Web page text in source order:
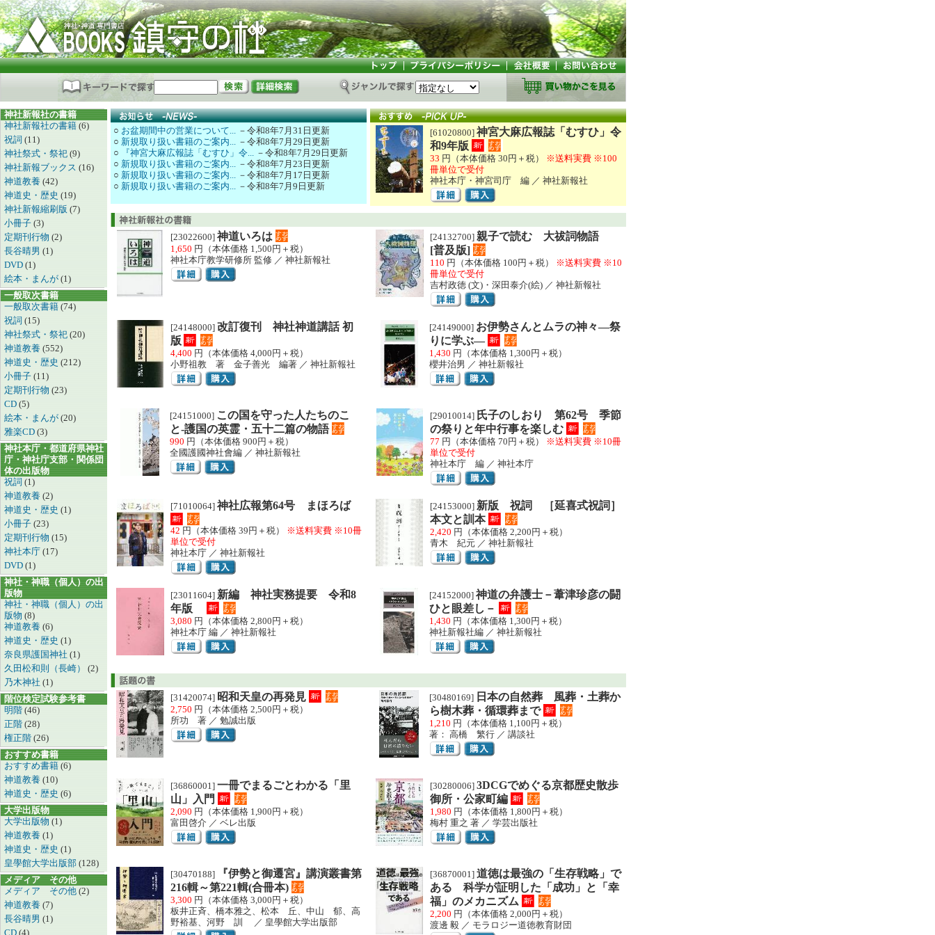
神社新報社の書籍
神社新報社の書籍 (6)
祝詞 (11)
神社祭式・祭祀 (9)
神社新報ブックス (16)
神道教養 (42)
神道史・歴史 (19)
神社新報縮刷版 (7)
小冊子 (3)
定期刊行物 (2)
長谷晴男 (1)
DVD (1)
絵本・まんが (1)
一般取次書籍
一般取次書籍 (74)
祝詞 (15)
神社祭式・祭祀 (20)
神道教養 (552)
神道史・歴史 (212)
小冊子 (11)
定期刊行物 (23)
CD (5)
絵本・まんが (20)
雅楽CD (3)
神社本庁・都道府県神社
庁・神社庁支部・関係団
体の出版物
祝詞 (1)
神道教養 (2)
神道史・歴史 (1)
小冊子 (23)
定期刊行物 (15)
神社本庁 (17)
DVD (1)
神社・神職（個人）の出
版物
神社・神職（個人）の出
版物 (8)
神道教養 (6)
神道史・歴史 (1)
奈良県護国神社 (1)
久田松和則（長崎） (2)
乃木神社 (1)
階位検定試験参考書
明階 (46)
正階 (28)
権正階 (26)
おすすめ書籍
おすすめ書籍 (6)
神道教養 (10)
神道史・歴史 (6)
大学出版物
大学出版物 (1)
神道教養 (1)
神道史・歴史 (1)
皇學館大学出版部 (128)
メディア その他
メディア その他 (2)
神道教養 (7)
長谷晴男 (1)
CD (4)
○ お盆期間中の営業について... －令和8年7月31日更新
○ 新規取り扱い書籍のご案内... －令和8年7月29日更新
○
『神宮大麻広報誌「むすひ」令... －令和8年7月29日更新
○ 新規取り扱い書籍のご案内... －令和8年7月23日更新
○ 新規取り扱い書籍のご案内... －令和8年7月17日更新
○ 新規取り扱い書籍のご案内... －令和8年7月9日更新
[61020800] 神宮大麻広報誌「むすひ」令
和9年版
33 円（本体価格 30円＋税） ※送料実費 ※100
冊単位で受付
神社本庁・神宮司庁 編 ／ 神社新報社
[23022600] 神道いろは
1,650 円（本体価格 1,500円＋税）
神社本庁教学研修所 監修 ／ 神社新報社
[24132700] 親子で読む 大祓詞物語
[普及版]
110 円（本体価格 100円＋税） ※送料実費 ※10
冊単位で受付
吉村政徳 (文)・深田泰介(絵) ／ 神社新報社
[24148000] 改訂復刊 神社神道講話 初
版
4,400 円（本体価格 4,000円＋税）
小野祖教 著 金子善光 編著 ／ 神社新報社
[24149000] お伊勢さんとムラの神々―祭
りに学ぶ―
1,430 円（本体価格 1,300円＋税）
櫻井治男 ／ 神社新報社
[24151000] この国を守った人たちのこ
と‐護国の英霊・五十二篇の物語
990 円（本体価格 900円＋税）
全國護國神社會編 ／ 神社新報社
[29010014] 氏子のしおり 第62号 季節
の祭りと年中行事を楽しむ
77 円（本体価格 70円＋税） ※送料実費 ※10冊
単位で受付
神社本庁 編 ／ 神社本庁
[71010064] 神社広報第64号 まほろば
42 円（本体価格 39円＋税） ※送料実費 ※10冊
単位で受付
神社本庁 ／ 神社新報社
[24153000] 新版 祝詞 ［延喜式祝詞］
本文と訓本
2,420 円（本体価格 2,200円＋税）
青木 紀元 ／ 神社新報社
[23011604] 新編 神社実務提要 令和8
年版
3,080 円（本体価格 2,800円＋税）
神社本庁 編 ／ 神社新報社
[24152000] 神道の弁護士－葦津珍彦の闘
ひと眼差し－
1,430 円（本体価格 1,300円＋税）
神社新報社編 ／ 神社新報社
[31420074] 昭和天皇の再発見
2,750 円（本体価格 2,500円＋税）
所功 著 ／ 勉誠出版
[30480169] 日本の自然葬 風葬・土葬か
ら樹木葬・循環葬まで
1,210 円（本体価格 1,100円＋税）
著： 高橋 繁行 ／ 講談社
[36860001] 一冊でまるごとわかる「里
山」入門
2,090 円（本体価格 1,900円＋税）
富田啓介 ／ ベレ出版
[30280006] 3DCGでめぐる京都歴史散歩
御所・公家町編
1,980 円（本体価格 1,800円＋税）
梅村 重之 著 ／ 学芸出版社
[30470188]
『伊勢と御遷宮』講演叢書第
216輯～第221輯(合冊本)
3,300 円（本体価格 3,000円＋税）
板井正斉、橋本雅之、松本 丘、中山 郁、高
野裕基、河野 訓 ／ 皇學館大学出版部
[36870001] 道徳は最強の「生存戦略」で
ある 科学が証明した「成功」と「幸
福」のメカニズム
2,200 円（本体価格 2,000円＋税）
渡邊 毅 ／ モラロジー道徳教育財団